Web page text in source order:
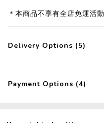
＊本商品不享有全店免運活動
Delivery Options (5)
Payment Options (4)